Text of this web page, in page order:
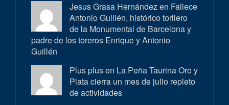
Jesus Grasa Hernández en Fallece
Antonio Guillén, histórico torilero
de la Monumental de Barcelona y
padre de los toreros Enrique y Antonio
Guillén
Plus plus en La Peña Taurina Oro y
Plata cierra un mes de julio repleto
de actividades